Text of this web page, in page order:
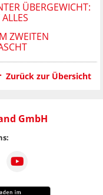
ÜBERGEWICHT:
ZWEITEN
Zurück zur Übersicht
GmbH